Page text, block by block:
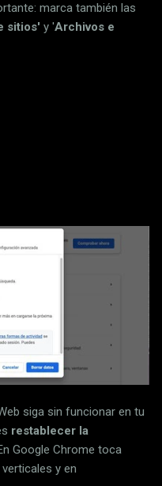
marca también las
sitios' y 'Archivos e
siga sin funcionar en tu
restablecer la
Google Chrome toca
y en